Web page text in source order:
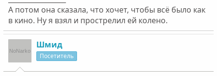
А потом она сказала, что хочет, чтобы всё было как
в кино. Ну я взял и прострелил ей колено.
Шмид
Посетитель